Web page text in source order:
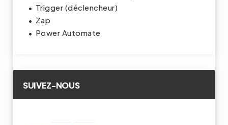
Trigger (déclencheur)
Zap
Power Automate
SUIVEZ-NOUS